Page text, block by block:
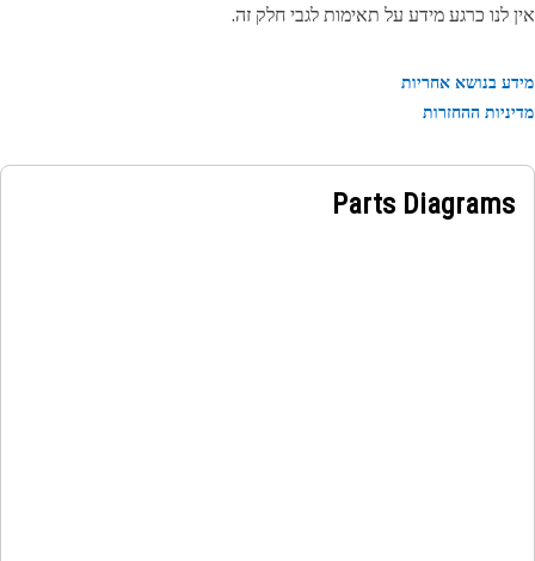
לנו כרגע מידע על תאימות לגבי חלק זה.
בנושא אחריות
ההחזרות
Parts Diagrams